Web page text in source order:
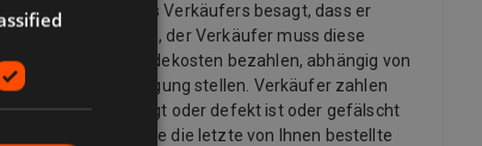
des Verkäufers besagt, dass er
anfordern, der Verkäufer muss diese
die Rücksendekosten bezahlen, abhängig von
zur Verfügung stellen. Verkäufer zahlen
beschädigt oder defekt ist oder gefälscht
an dem Sie die letzte von Ihnen bestellte